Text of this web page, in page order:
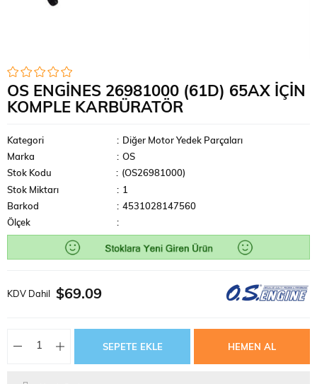
OS ENGINES 26981000 (61D) 65AX IÇIN
KOMPLE KARBÜRATÖR
Kategori : Diğer Motor Yedek Parçaları
Marka
: OS
Stok Kodu
(OS26981000)
Stok Miktarı
: 1
Barkod
: 4531028147560
Ölçek
:
KDV Dahil $69.09